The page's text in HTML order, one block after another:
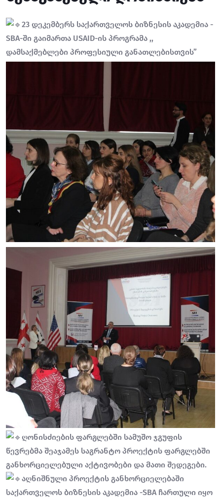
23 დეკემბერს საქართველოს ბიზნესის აკადემია -
SBA-ში გაიმართა USAID-ის პროგრამა ,,
დამსაქმებლები პროფესიული განათლებისთვის”
ღონისძიების ფარგლებში სამუშო ჯგუფის
წევრებმა შეაჯამეს საგრანტო პროექტის ფარგლებში
განხორციელებული აქტივობები და მათი შედეგები.
აღნიშნული პროექტის განხორციელებაში
საქართველოს ბიზნესის აკადემია -SBA ჩართული იყო